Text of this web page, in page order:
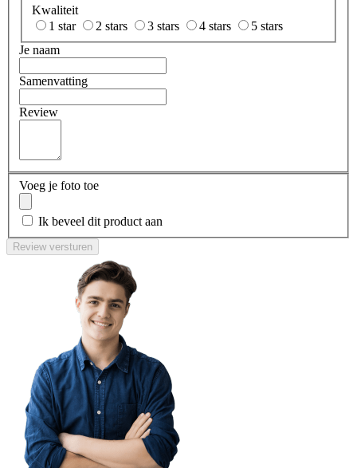
Kwaliteit
1 star
2 stars 3 stars 4 stars
5 stars
Je naam
Samenvatting
Review
Voeg je foto toe
Ik beveel dit product aan
Review versturen